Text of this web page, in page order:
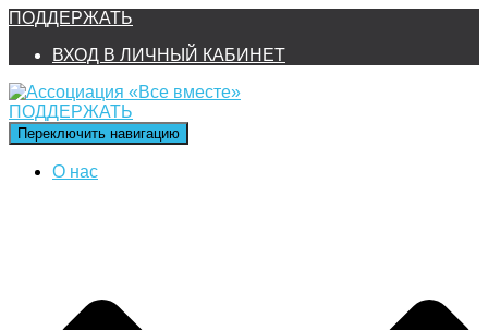
ПОДДЕРЖАТЬ
ВХОД В ЛИЧНЫЙ КАБИНЕТ
ПОДДЕРЖАТЬ
Переключить навигацию
О нас